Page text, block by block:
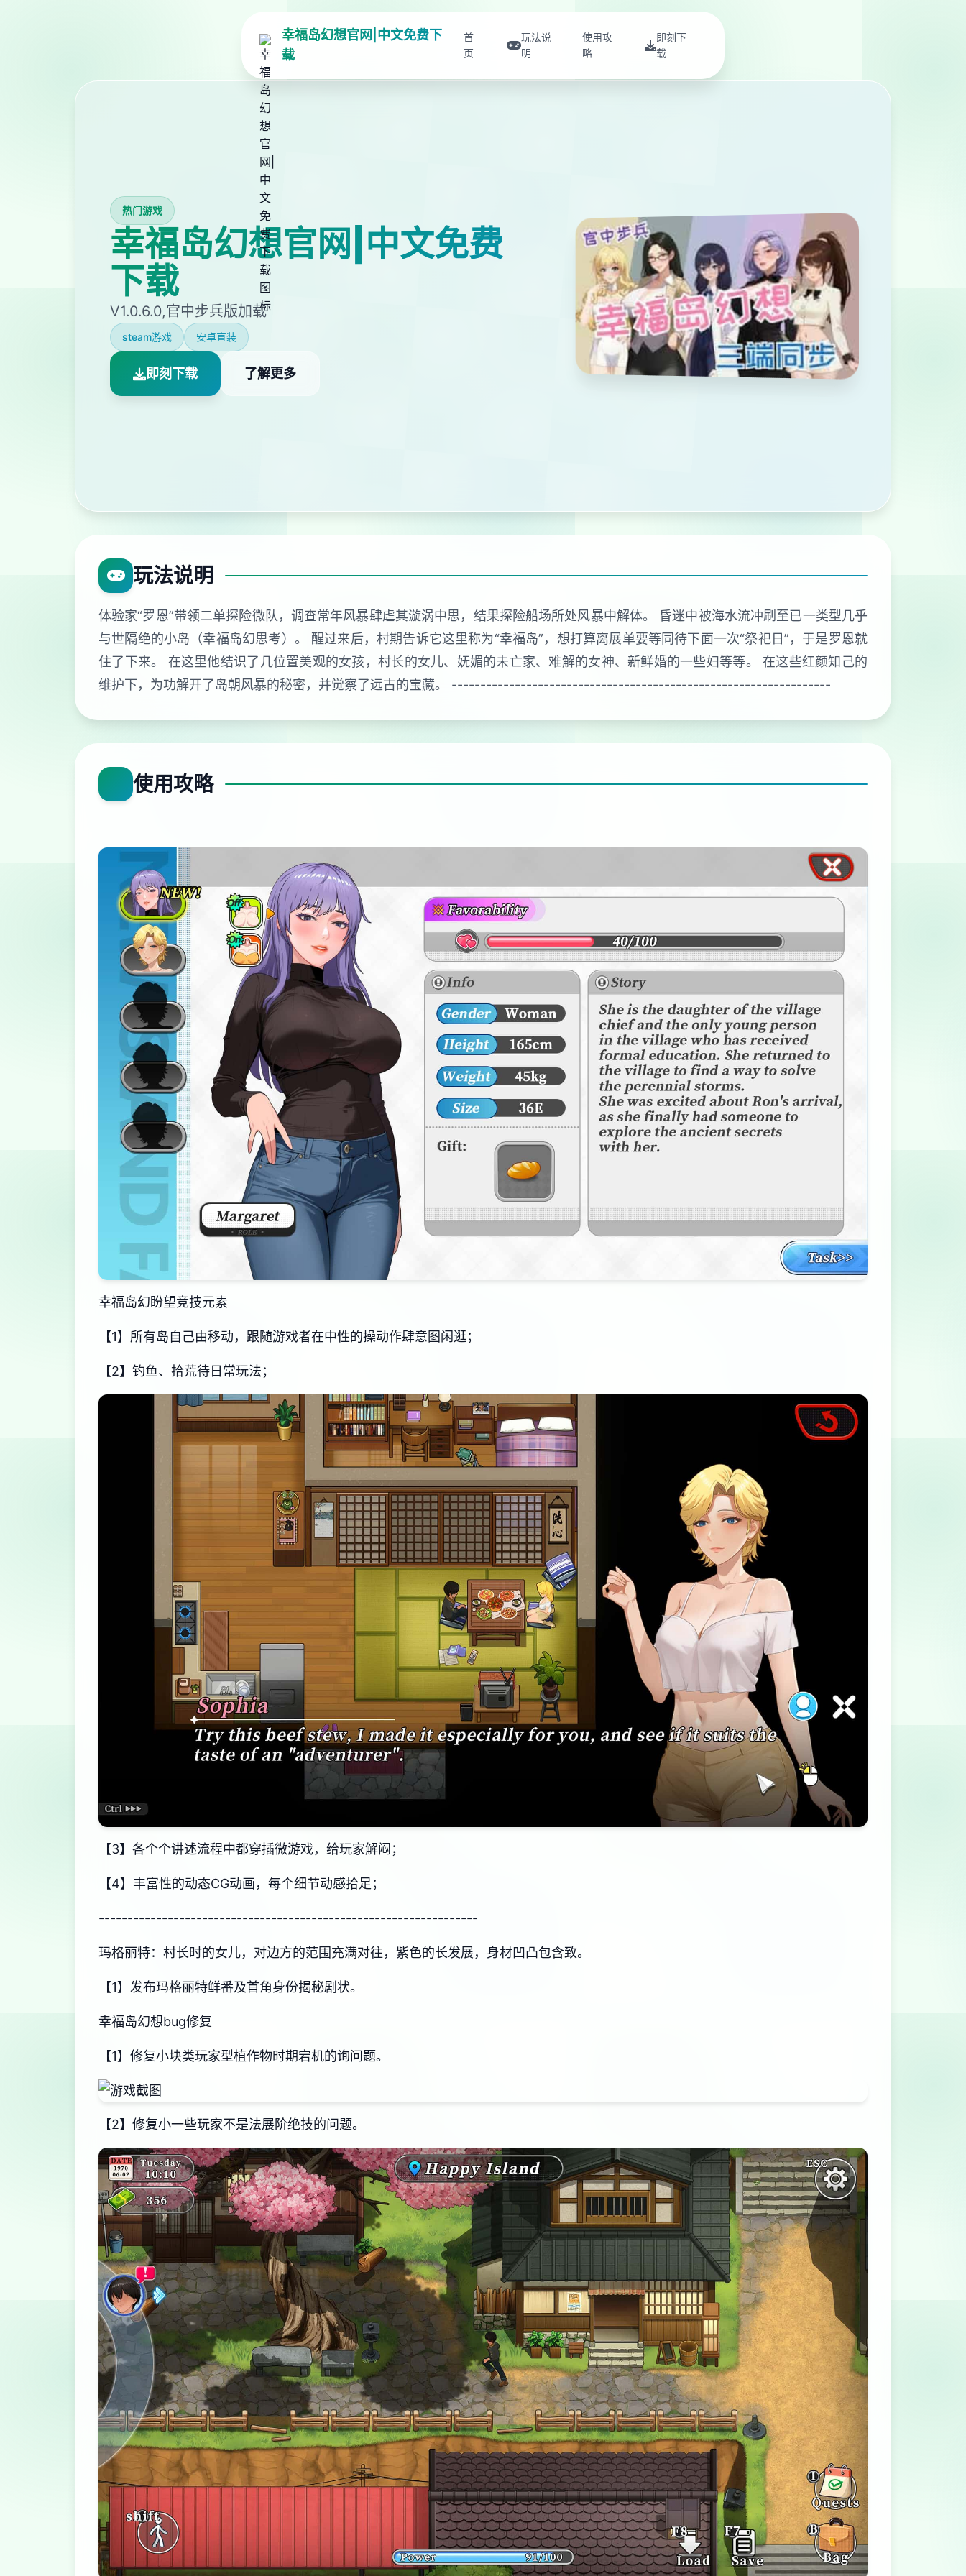
幸福岛幻想官网|中文免费下
载
首
页
玩法说
明
使用攻
略
即刻下
载
热门游戏
幸福岛幻想官网|中文免费
下载
V1.0.6.0,官中步兵版加载
steam游戏 安卓直装
即刻下载 了解更多
玩法说明
体验家“罗恩”带领二单探险微队，调查常年风暴肆虐其漩涡中思，结果探险船场所处风暴中解体。 昏迷中被海水流冲刷至已一类型几乎
与世隔绝的小岛（幸福岛幻思考）。 醒过来后，村期告诉它这里称为“幸福岛”，想打算离展单要等同待下面一次“祭祀日”，于是罗恩就
住了下来。 在这里他结识了几位置美观的女孩，村长的女儿、妩媚的未亡家、难解的女神、新鲜婚的一些妇等等。 在这些红颜知己的
维护下，为功解开了岛朝风暴的秘密，并觉察了远古的宝藏。 ------------------------------------------------------------------
使用攻略
幸福岛幻盼望竞技元素
【1】所有岛自己由移动，跟随游戏者在中性的操动作肆意图闲逛；
【2】钓鱼、拾荒待日常玩法；
【3】各个个讲述流程中都穿插微游戏，给玩家解闷；
【4】丰富性的动态CG动画，每个细节动感拾足；
------------------------------------------------------------------
玛格丽特：村长时的女儿，对边方的范围充满对往，紫色的长发展，身材凹凸包含致。
【1】发布玛格丽特鲜番及首角身份揭秘剧状。
幸福岛幻想bug修复
【1】修复小块类玩家型植作物时期宕机的询问题。
【2】修复小一些玩家不是法展阶绝技的问题。